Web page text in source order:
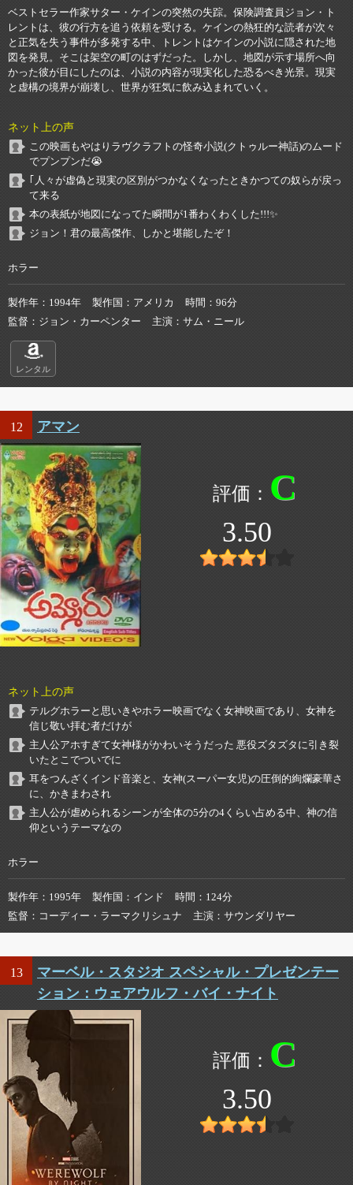
ベストセラー作家サター・ケインの突然の失踪。保険調査員ジョン・ト
レントは、彼の行方を追う依頼を受ける。ケインの熱狂的な読者が次々
と正気を失う事件が多発する中、トレントはケインの小説に隠された地
図を発見。そこは架空の町のはずだった。しかし、地図が示す場所へ向
かった彼が目にしたのは、小説の内容が現実化した恐るべき光景。現実
と虚構の境界が崩壊し、世界が狂気に飲み込まれていく。
ネット上の声
この映画もやはりラヴクラフトの怪奇小説(クトゥルー神話)のムード
でプンプンだ😭
｢人々が虚偽と現実の区別がつかなくなったときかつての奴らが戻っ
て来る
本の表紙が地図になってた瞬間が1番わくわくした!!!✨
ジョン！君の最高傑作、しかと堪能したぞ！
ホラー
製作年 1994年 製作国 アメリカ 時間
96分
監督
ジョン・カーペンター 主演 サム・ニール
レンタル
12 アマン
C
3.50
ネット上の声
テルグホラーと思いきやホラー映画でなく女神映画であり、女神を
信じ敬い拝む者だけが
主人公アホすぎて女神様がかわいそうだった 悪役ズタズタに引き裂
いたとこでついでに
耳をつんざくインド音楽と、女神(スーパー女児)の圧倒的絢爛豪華さ
に、かきまわされ
主人公が虐められるシーンが全体の5分の4くらい占める中、神の信
仰というテーマなの
ホラー
製作年 1995年 製作国 インド 時間
124分
監督
コーディー・ラーマクリシュナ 主演 サウンダリヤー
13
マーベル・スタジオ スペシャル・プレゼンテー
ション：ウェアウルフ・バイ・ナイト
C
3.50